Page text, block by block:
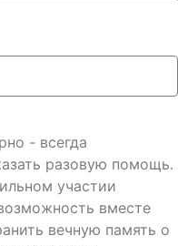
- всегда
разовую помощь.
участии
вместе
вечную память о